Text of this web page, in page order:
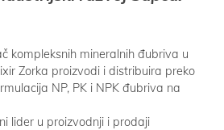
kompleksnih mineralnih đubriva u
Zorka proizvodi i distribuira preko
NP, PK i NPK đubriva na
lider u proizvodnji i prodaji